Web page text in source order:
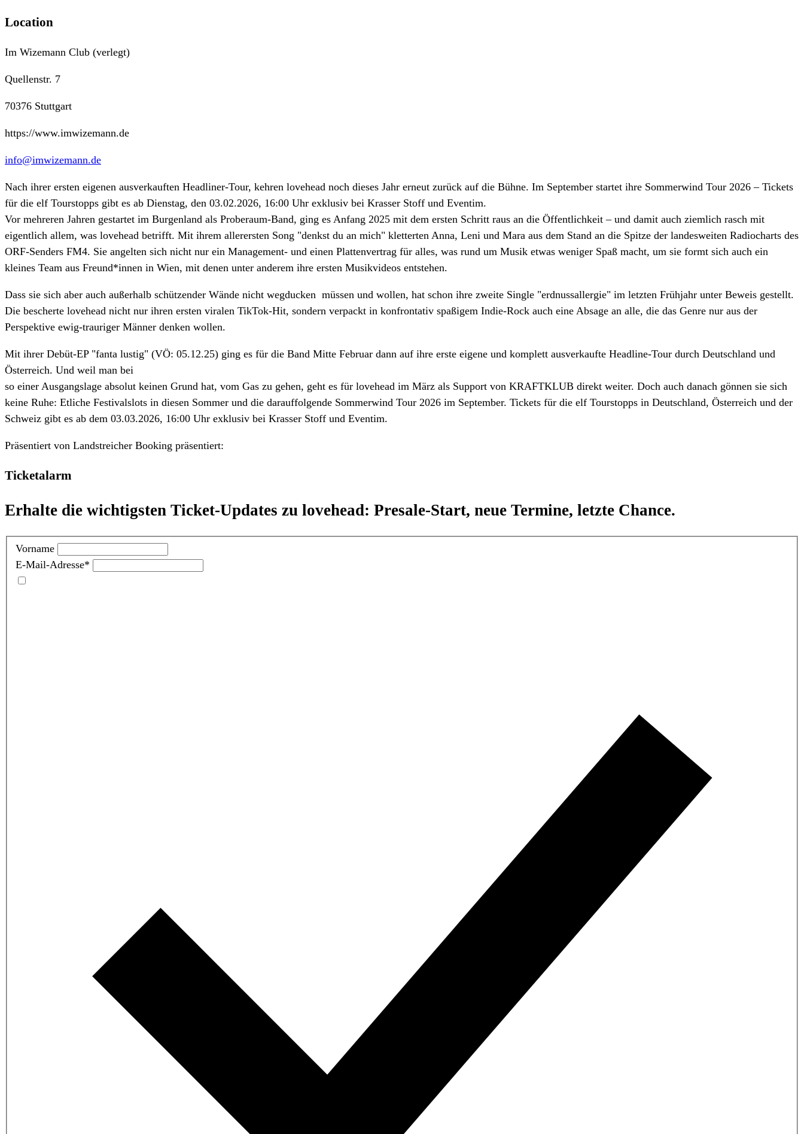
Location
Im Wizemann Club (verlegt)
Quellenstr. 7
70376 Stuttgart
https://www.imwizemann.de
info@imwizemann.de
Nach ihrer ersten eigenen ausverkauften Headliner-Tour, kehren lovehead noch dieses Jahr erneut zurück auf die Bühne. Im September startet ihre Sommerwind Tour 2026 – Tickets
für die elf Tourstopps gibt es ab Dienstag, den 03.02.2026, 16:00 Uhr exklusiv bei Krasser Stoff und Eventim.
Vor mehreren Jahren gestartet im Burgenland als Proberaum-Band, ging es Anfang 2025 mit dem ersten Schritt raus an die Öffentlichkeit – und damit auch ziemlich rasch mit
eigentlich allem, was lovehead betrifft. Mit ihrem allerersten Song "denkst du an mich" kletterten Anna, Leni und Mara aus dem Stand an die Spitze der landesweiten Radiocharts des
ORF-Senders FM4. Sie angelten sich nicht nur ein Management- und einen Plattenvertrag für alles, was rund um Musik etwas weniger Spaß macht, um sie formt sich auch ein
kleines Team aus Freund*innen in Wien, mit denen unter anderem ihre ersten Musikvideos entstehen.
Dass sie sich aber auch außerhalb schützender Wände nicht wegducken müssen und wollen, hat schon ihre zweite Single "erdnussallergie" im letzten Frühjahr unter Beweis gestellt.
Die bescherte lovehead nicht nur ihren ersten viralen TikTok-Hit, sondern verpackt in konfrontativ spaßigem Indie-Rock auch eine Absage an alle, die das Genre nur aus der
Perspektive ewig-trauriger Männer denken wollen.
Mit ihrer Debüt-EP "fanta lustig" (VÖ: 05.12.25) ging es für die Band Mitte Februar dann auf ihre erste eigene und komplett ausverkaufte Headline-Tour durch Deutschland und
Österreich. Und weil man bei
so einer Ausgangslage absolut keinen Grund hat, vom Gas zu gehen, geht es für lovehead im März als Support von KRAFTKLUB direkt weiter. Doch auch danach gönnen sie sich
keine Ruhe: Etliche Festivalslots in diesen Sommer und die darauffolgende Sommerwind Tour 2026 im September. Tickets für die elf Tourstopps in Deutschland, Österreich und der
Schweiz gibt es ab dem 03.03.2026, 16:00 Uhr exklusiv bei Krasser Stoff und Eventim.
Präsentiert von Landstreicher Booking präsentiert:
Ticketalarm
Erhalte die wichtigsten Ticket-Updates zu lovehead: Presale-Start, neue Termine, letzte Chance.
Vorname
E-Mail-Adresse*